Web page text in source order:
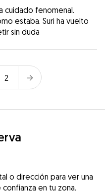
cuidado fenomenal.
estaba. Suri ha vuelto
sin duda
2
o dirección para ver una
en tu zona.